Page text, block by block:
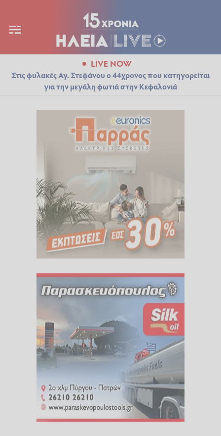
LIVE NOW
Στις φυλακές Αγ. Στεφάνου ο 44χρονος που κατηγορείται
για την μεγάλη φωτιά στην Κεφαλονιά